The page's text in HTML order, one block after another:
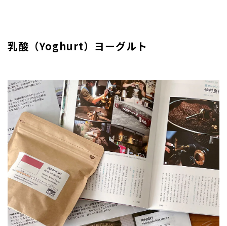
乳酸（Yoghurt）ヨーグルト